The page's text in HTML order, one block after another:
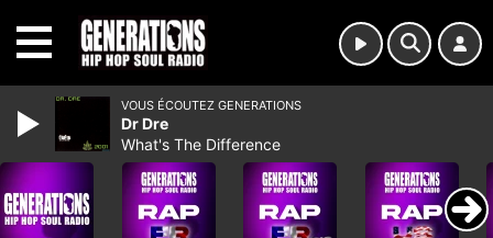
VOUS ÉCOUTEZ GENERATIONS
Dr Dre
What's The Difference